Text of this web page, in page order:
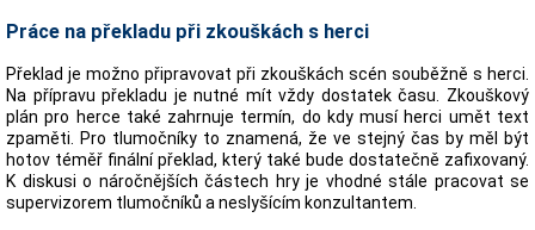
Práce na překladu při zkouškách s herci
Překlad je možno připravovat při zkouškách scén souběžně s herci.
Na přípravu překladu je nutné mít vždy dostatek času. Zkouškový
plán pro herce také zahrnuje termín, do kdy musí herci umět text
zpaměti. Pro tlumočníky to znamená, že ve stejný čas by měl být
hotov téměř finální překlad, který také bude dostatečně zafixovaný.
K diskusi o náročnějších částech hry je vhodné stále pracovat se
supervizorem tlumočníků a neslyšícím konzultantem.